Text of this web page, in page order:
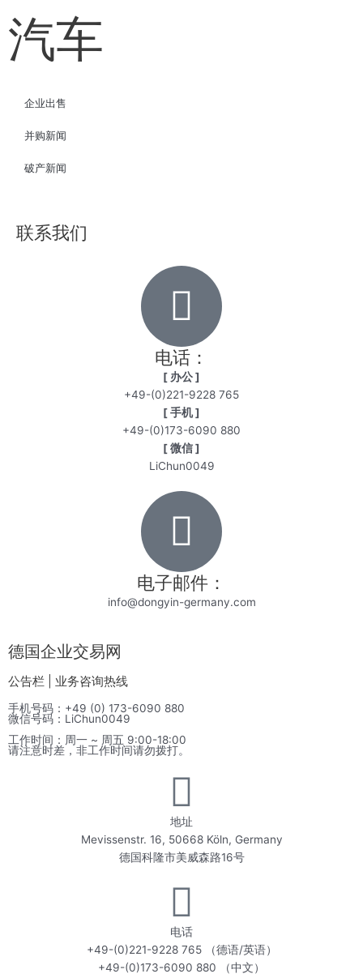
汽车
企业出售
并购新闻
破产新闻
联系我们
电话：
[ 办公 ]
+49-(0)221-9228 765
[ 手机 ]
+49-(0)173-6090 880
[ 微信 ]
LiChun0049
电子邮件：
info@dongyin-germany.com
德国企业交易网
公告栏 | 业务咨询热线
手机号码：+49 (0) 173-6090 880
微信号码：LiChun0049
工作时间：周一 ~ 周五 9:00-18:00
请注意时差，非工作时间请勿拨打。
地址
Mevissenstr. 16, 50668 Köln, Germany
德国科隆市美威森路16号
电话
+49-(0)221-9228 765 （德语/英语）
+49-(0)173-6090 880 （中文）